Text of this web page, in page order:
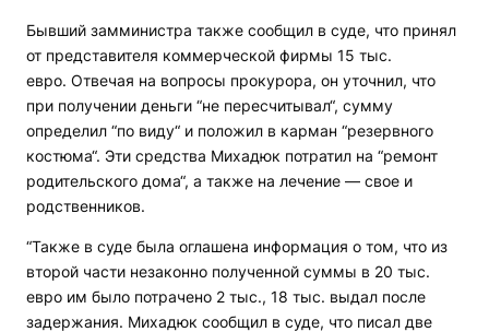
Бывший замминистра также сообщил в суде, что принял
от представителя коммерческой фирмы 15 тыс.
евро. Отвечая на вопросы прокурора, он уточнил, что
при получении деньги “не пересчитывал“, сумму
определил “по виду“ и положил в карман “резервного
костюма“. Эти средства Михадюк потратил на “ремонт
родительского дома“, а также на лечение — свое и
родственников.
“Также в суде была оглашена информация о том, что из
второй части незаконно полученной суммы в 20 тыс.
евро им было потрачено 2 тыс., 18 тыс. выдал после
задержания. Михадюк сообщил в суде, что писал две